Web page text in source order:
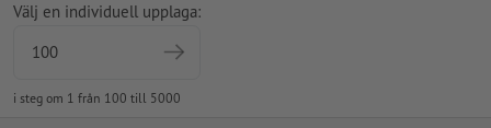
Välj en individuell upplaga:
i steg om 1 från 100 till 5000